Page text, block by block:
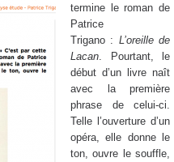
termine le roman de
Patrice
Trigano : L’oreille de
Lacan . Pourtant, le
début d’un livre naît
avec la première
phrase de celui-ci.
Telle l’ouverture d’un
opéra, elle donne le
ton, ouvre le souffle,